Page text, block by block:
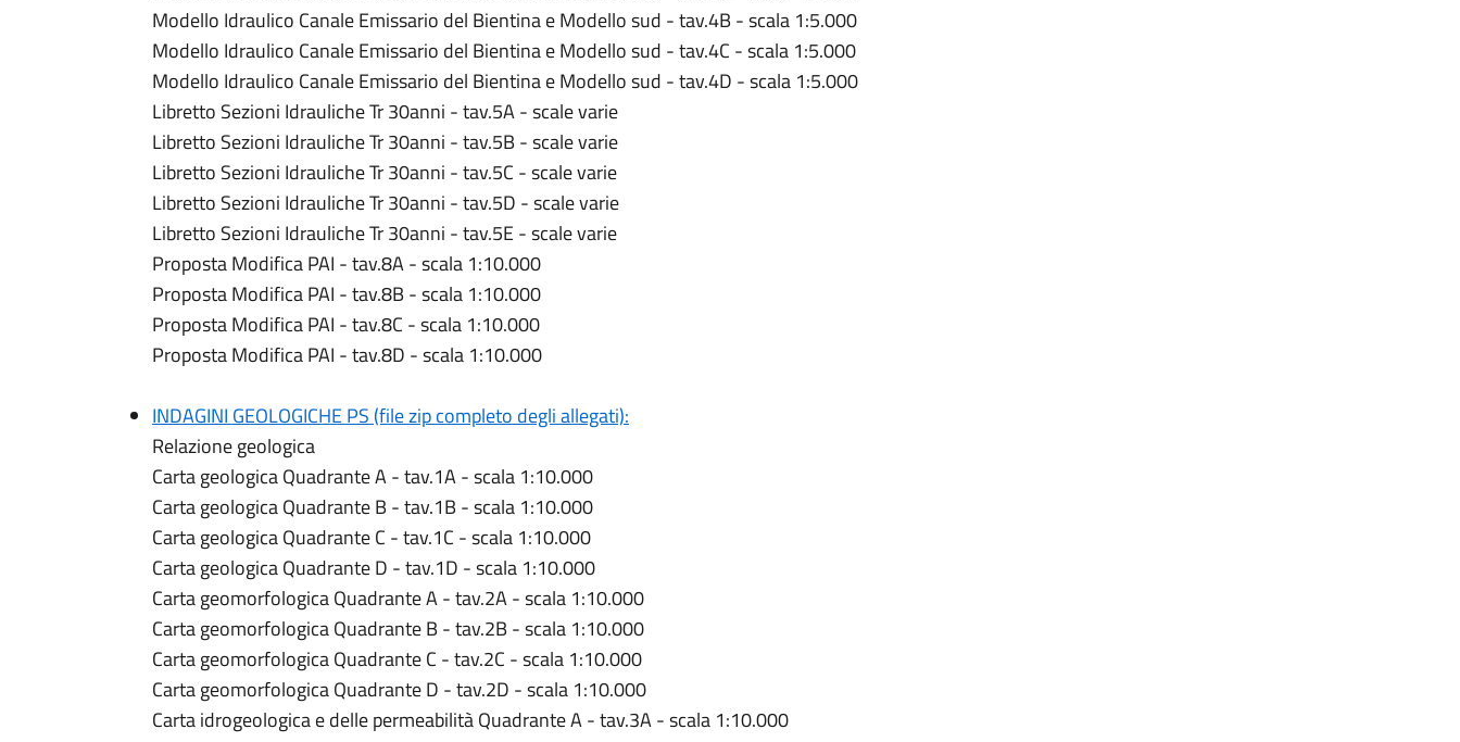
Modello Idraulico Canale Emissario del Bientina e Modello sud - tav.4B - scala 1:5.000
Modello Idraulico Canale Emissario del Bientina e Modello sud - tav.4C - scala 1:5.000
Modello Idraulico Canale Emissario del Bientina e Modello sud - tav.4D - scala 1:5.000
Libretto Sezioni Idrauliche Tr 30anni - tav.5A - scale varie
Libretto Sezioni Idrauliche Tr 30anni - tav.5B - scale varie
Libretto Sezioni Idrauliche Tr 30anni - tav.5C - scale varie
Libretto Sezioni Idrauliche Tr 30anni - tav.5D - scale varie
Libretto Sezioni Idrauliche Tr 30anni - tav.5E - scale varie
Proposta Modifica PAI - tav.8A - scala 1:10.000
Proposta Modifica PAI - tav.8B - scala 1:10.000
Proposta Modifica PAI - tav.8C - scala 1:10.000
Proposta Modifica PAI - tav.8D - scala 1:10.000
INDAGINI GEOLOGICHE PS (file zip completo degli allegati):
Relazione geologica
Carta geologica Quadrante A - tav.1A - scala 1:10.000
Carta geologica Quadrante B - tav.1B - scala 1:10.000
Carta geologica Quadrante C - tav.1C - scala 1:10.000
Carta geologica Quadrante D - tav.1D - scala 1:10.000
Carta geomorfologica Quadrante A - tav.2A - scala 1:10.000
Carta geomorfologica Quadrante B - tav.2B - scala 1:10.000
Carta geomorfologica Quadrante C - tav.2C - scala 1:10.000
Carta geomorfologica Quadrante D - tav.2D - scala 1:10.000
Carta idrogeologica e delle permeabilità Quadrante A - tav.3A - scala 1:10.000